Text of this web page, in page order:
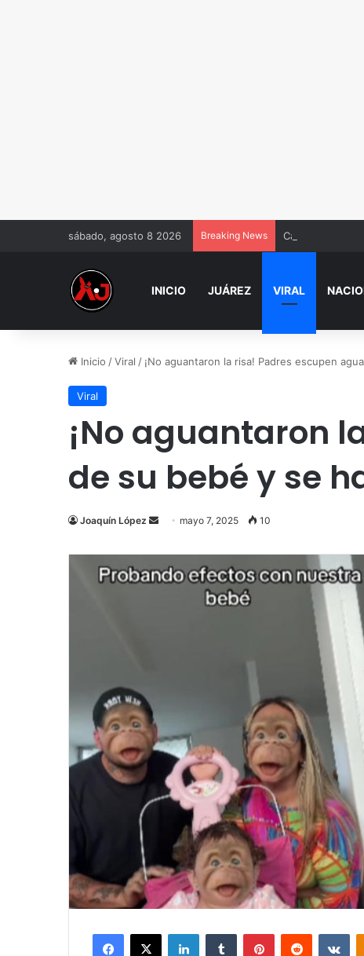
sábado, agosto 8 2026 Breaking News Cancelarán
INICIO JUÁREZ VIRAL
Inicio /Viral / ¡No aguantaron la risa! Padres escupen
Viral
¡No aguantaron
de su bebé y se
Joaquín López
Send
email
mayo 7, 2025 10
Facebook
X LinkedInTumblr PinterestReddit